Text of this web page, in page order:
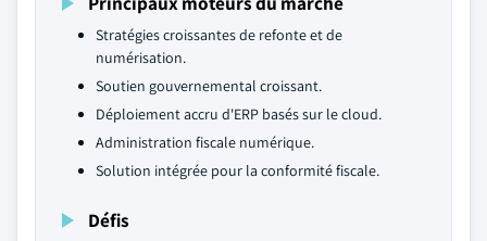
Stratégies croissantes de refonte et de
numérisation.
Soutien gouvernemental croissant.
Déploiement accru d'ERP basés sur le cloud.
Administration fiscale numérique.
Solution intégrée pour la conformité fiscale.
Défis